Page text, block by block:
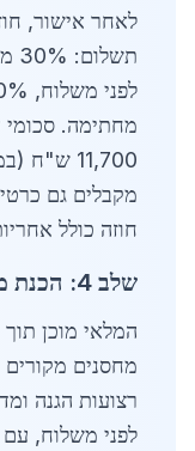
לאחר אישור,
מקבלים גם
חוזה כולל
שלב 4: הכנת מלאי ואריזה
מחסנים מקורים
רצועות הגנה